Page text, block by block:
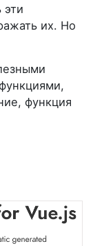
эти
их. Но
функция